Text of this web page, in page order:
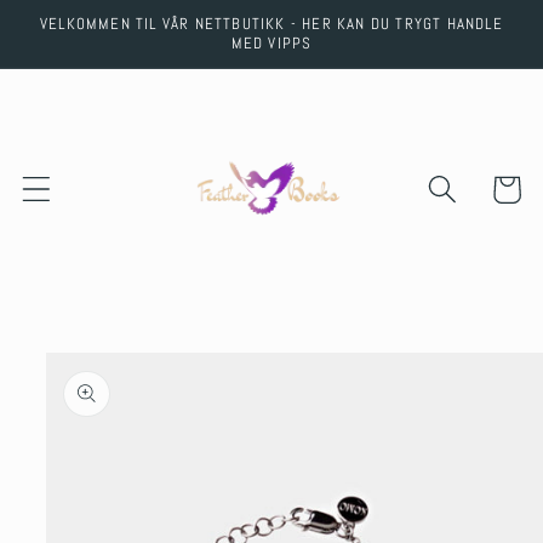
Skip to
VELKOMMEN TIL VÅR NETTBUTIKK - HER KAN DU TRYGT HANDLE
MED VIPPS
Cart
product
information